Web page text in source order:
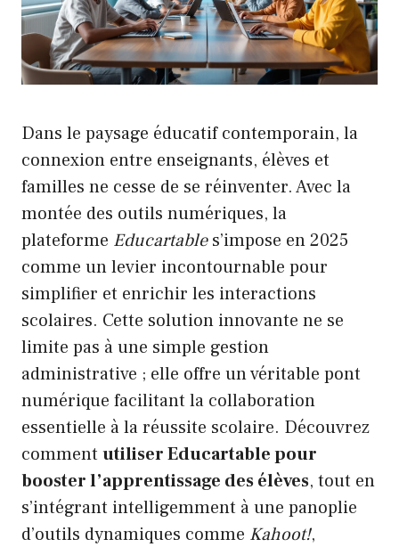
Dans le paysage éducatif contemporain, la
connexion entre enseignants, élèves et
familles ne cesse de se réinventer. Avec la
montée des outils numériques, la
plateforme Educartables’impose en 2025
comme un levier incontournable pour
simplifier et enrichir les interactions
scolaires. Cette solution innovante ne se
limite pas à une simple gestion
administrative ; elle offre un véritable pont
numérique facilitant la collaboration
essentielle à la réussite scolaire. Découvrez
comment utiliser Educartable pour
booster l’apprentissage des élèves, tout en
s’intégrant intelligemment à une panoplie
d’outils dynamiques comme Kahoot!,